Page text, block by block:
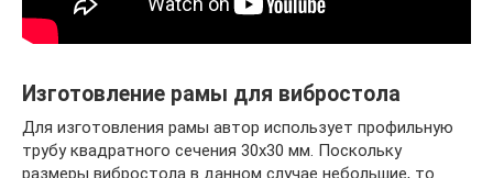
Изготовление рамы для вибростола
Для изготовления рамы автор использует профильную
трубу квадратного сечения 30х30 мм. Поскольку
размеры вибростола в данном случае небольшие, то